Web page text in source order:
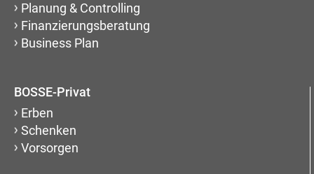
Planung & Controlling
Finanzierungsberatung
Business Plan
BOSSE-Privat
Erben
Schenken
Vorsorgen